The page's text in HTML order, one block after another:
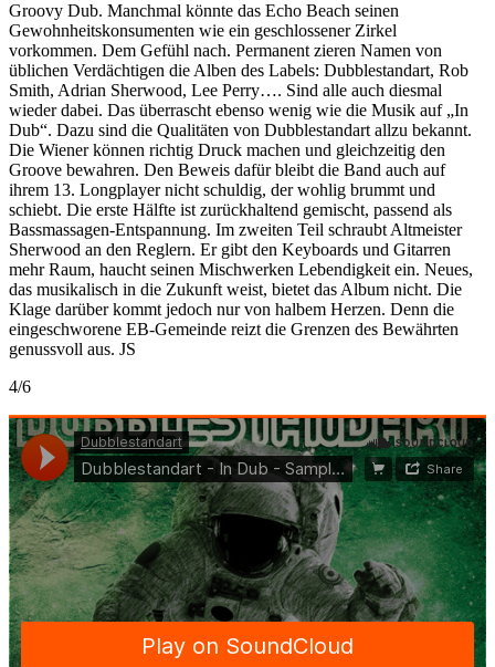
Groovy Dub. Manchmal könnte das Echo Beach seinen
Gewohnheitskonsumenten wie ein geschlossener Zirkel
vorkommen. Dem Gefühl nach. Permanent zieren Namen von
üblichen Verdächtigen die Alben des Labels: Dubblestandart, Rob
Smith, Adrian Sherwood, Lee Perry…. Sind alle auch diesmal
wieder dabei. Das überrascht ebenso wenig wie die Musik auf „In
Dub“. Dazu sind die Qualitäten von Dubblestandart allzu bekannt.
Die Wiener können richtig Druck machen und gleichzeitig den
Groove bewahren. Den Beweis dafür bleibt die Band auch auf
ihrem 13. Longplayer nicht schuldig, der wohlig brummt und
schiebt. Die erste Hälfte ist zurückhaltend gemischt, passend als
Bassmassagen-Entspannung. Im zweiten Teil schraubt Altmeister
Sherwood an den Reglern. Er gibt den Keyboards und Gitarren
mehr Raum, haucht seinen Mischwerken Lebendigkeit ein. Neues,
das musikalisch in die Zukunft weist, bietet das Album nicht. Die
Klage darüber kommt jedoch nur von halbem Herzen. Denn die
eingeschworene EB-Gemeinde reizt die Grenzen des Bewährten
genussvoll aus. JS
4/6